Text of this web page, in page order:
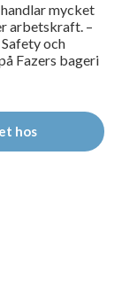
mycket
arbetskraft. –
och
Fazers bageri
hos